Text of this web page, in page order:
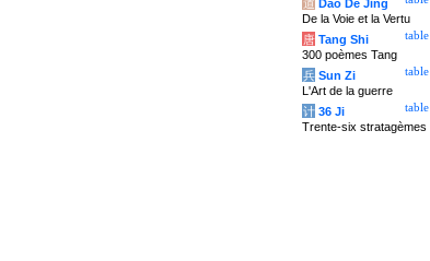
道 Dao De Jing
De la Voie et la Vertu
table
唐 Tang Shi
300 poèmes Tang
table
兵 Sun Zi
L'Art de la guerre
table
计 36 Ji
Trente-six stratagèmes